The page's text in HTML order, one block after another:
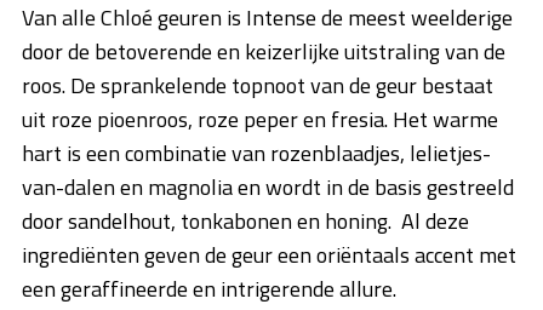
Van alle Chloé geuren is Intense de meest weelderige
door de betoverende en keizerlijke uitstraling van de
roos. De sprankelende topnoot van de geur bestaat
uit roze pioenroos, roze peper en fresia. Het warme
hart is een combinatie van rozenblaadjes, lelietjes-
van-dalen en magnolia en wordt in de basis gestreeld
door sandelhout, tonkabonen en honing. Al deze
ingrediënten geven de geur een oriëntaals accent met
een geraffineerde en intrigerende allure.